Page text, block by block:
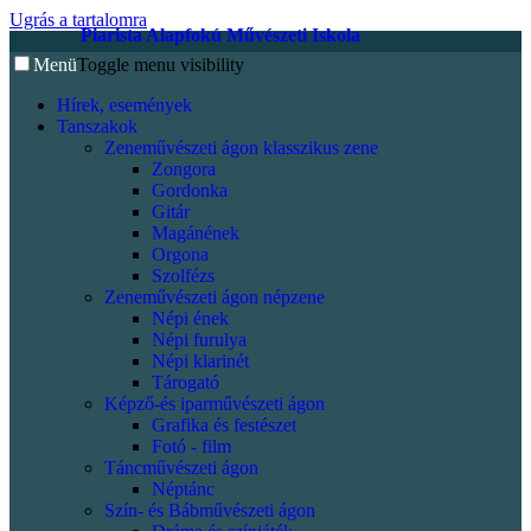
Ugrás a tartalomra
Piarista Alapfokú Művészeti Iskola
MenüToggle menu visibility
Hírek, események
Tanszakok
Zeneművészeti ágon klasszikus zene
Zongora
Gordonka
Gitár
Magánének
Orgona
Szolfézs
Zeneművészeti ágon népzene
Népi ének
Népi furulya
Népi klarinét
Tárogató
Képző-és iparművészeti ágon
Grafika és festészet
Fotó - film
Táncművészeti ágon
Néptánc
Szín- és Bábművészeti ágon